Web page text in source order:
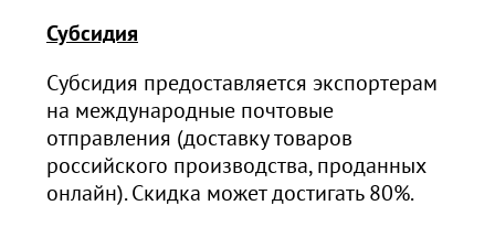
Субсидия
Субсидия предоставляется экспортерам
на международные почтовые
отправления (доставку товаров
российского производства, проданных
онлайн). Скидка может достигать 80%.